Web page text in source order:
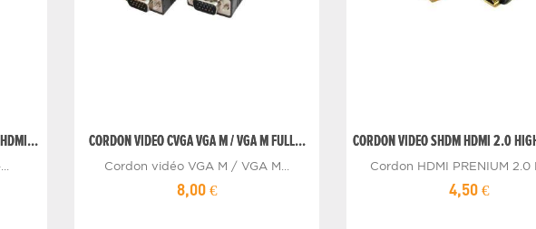
HDMI... CORDON VIDEO CVGA VGA M / VGA M FULL...
Cordon vidéo VGA M / VGA M...
8,00 €
CORDON VIDEO SHDM HDMI 2.0
Cordon HDMI PRENIUM 2.0
4,50 €